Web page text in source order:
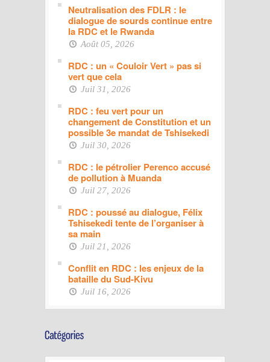
Neutralisation des FDLR : le
dialogue de sourds continue entre
la RDC et le Rwanda
Août 05, 2026
RDC : un « Couloir Vert » pas si
vert que cela
Juil 31, 2026
RDC : feu vert pour un
changement de Constitution et un
possible 3e mandat de Tshisekedi
Juil 30, 2026
RDC : le pétrolier Perenco accusé
de pollution à Muanda
Juil 27, 2026
RDC : poussé au dialogue, Félix
Tshisekedi tente de l’organiser à
sa main
Juil 21, 2026
Conflit en RDC : les enjeux de la
bataille du Sud-Kivu
Juil 16, 2026